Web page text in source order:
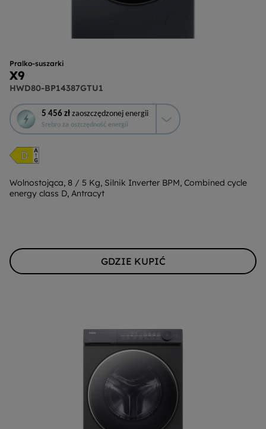
Pralko-suszarki
X9
HWD80-BP14387GTU1
5 456 zł zaoszczędzonej energii
Srebro za oszczędność energii
To
działanie
otworzy
narzędzie
do
energii
Youreko.
Wolnostojąca, 8 / 5 Kg, Silnik Inverter BPM, Combined cycle
energy class D, Antracyt
GDZIE KUPIĆ